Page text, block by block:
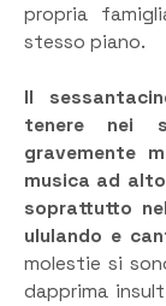
propria
stesso piano.
Il
tenere nei
gravemente
musica ad
soprattutto
ululando e
molestie si
dapprima